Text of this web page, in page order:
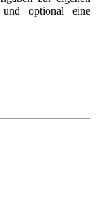
und optional eine